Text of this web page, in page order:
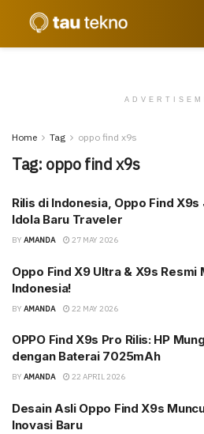
Home Tag oppo find x9s
Tag: oppo find x9s
Rilis di Indonesia, Oppo Find X9s
Idola Baru Traveler
BY AMANDA 27 MAY 2026
Oppo Find X9 Ultra & X9s Resmi
Indonesia!
BY AMANDA 22 MAY 2026
OPPO Find X9s Pro Rilis: HP
dengan Baterai 7025mAh
BY AMANDA 22 APRIL 2026
Desain Asli Oppo Find X9s
Inovasi Baru